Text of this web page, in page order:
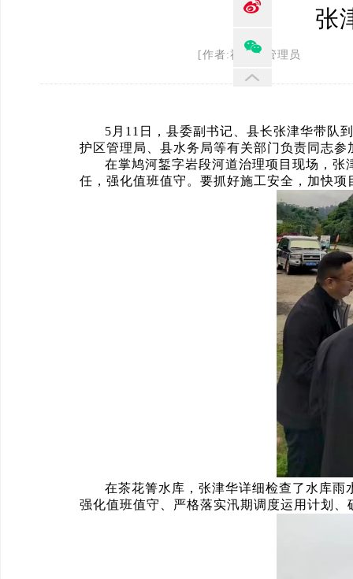
张
[作者:禄劝县管理员 发
5月11日，县委副书记、县长张津华带队
护区管理局、县水务局等有关部门负责同志参
在掌鸠河錾字岩段河道治理项目现场，
任，强化值班值守。要抓好施工安全，加快项
在茶花箐水库，张津华详细检查了水库
强化值班值守、严格落实汛期调度运用计划、